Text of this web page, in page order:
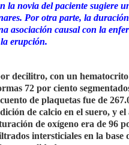
la novia del paciente sugiere
Por otra parte, la
asociación causal con la
erupción.
decilitro, con un
72 por ciento
de plaquetas fue de
de calcio en el suero, y el
de oxígeno era de 96
intersticiales en la base